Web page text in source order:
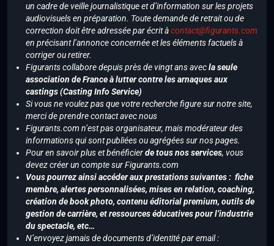
un cadre de veille journalistique et d’information sur les projets
audiovisuels en préparation. Toute demande de retrait ou de
correction doit être adressée par écrit àcontact@figurants.com
en précisant l’annonce concernée et les éléments factuels à
corriger ou retirer.
Figurants collabore depuis près de vingt ans avecla seule
association de France à lutter contre les arnaques aux
castings (Casting Info Service)
Si vous ne voulez pas que votre recherche figure sur notre site,
merci de prendre contact avec nous
Figurants.com n’est pas organisateur, mais modérateur des
informations qui sont publiées ou agrégées sur nos pages.
Pour en savoir plus et bénéficierde tous nos services, vous
devez créer un compte sur Figurants.com
Vous pourrez ainsi accéder aux prestations suivantes : fiche
membre, alertes personnalisées, mises en relation, coaching,
création de book photo, contenu éditorial premium, outils de
gestion de carrière, et ressources éducatives pour l’industrie
du spectacle, etc…
N’envoyez jamais de documents d’identité par email :